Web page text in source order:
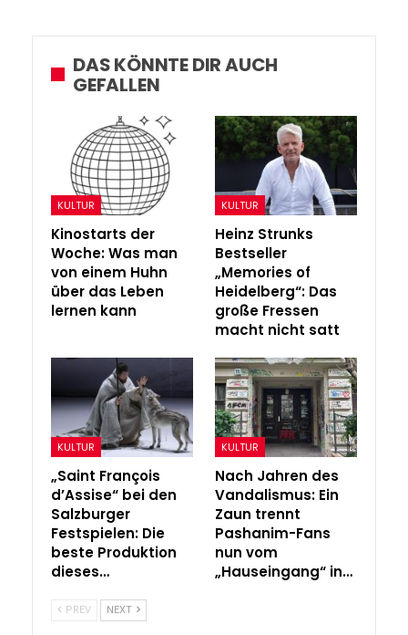
DAS KÖNNTE DIR AUCH
GEFALLEN
KULTUR
Kinostarts der
Woche: Was man
von einem Huhn
über das Leben
lernen kann
KULTUR
Heinz Strunks
Bestseller
„Memories of
Heidelberg“: Das
große Fressen
macht nicht satt
KULTUR
„Saint François
d’Assise“ bei den
Salzburger
Festspielen: Die
beste Produktion
dieses…
KULTUR
Nach Jahren des
Vandalismus: Ein
Zaun trennt
Pashanim-Fans
nun vom
„Hauseingang“ in…
PREV NEXT